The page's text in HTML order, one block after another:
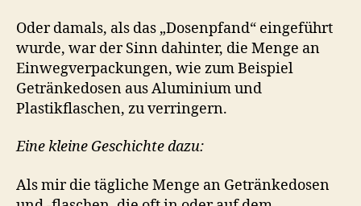
Oder damals, als das „Dosenpfand“ eingeführt
wurde, war der Sinn dahinter, die Menge an
Einwegverpackungen, wie zum Beispiel
Getränkedosen aus Aluminium und
Plastikflaschen, zu verringern.
Eine kleine Geschichte dazu:
Als mir die tägliche Menge an Getränkedosen